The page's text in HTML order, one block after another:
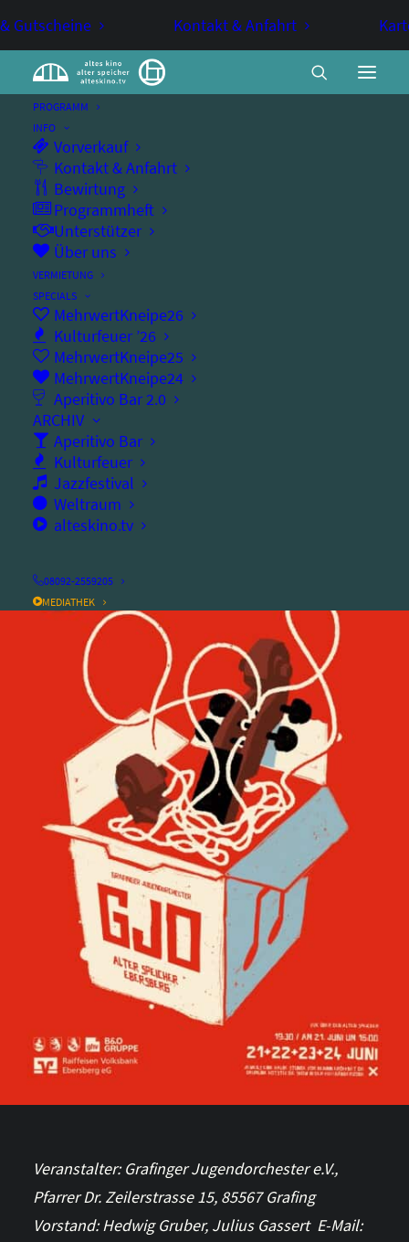
Gutscheine Kontakt & Anfahrt
PROGRAMM
INFO
Vorverkauf
Kontakt & Anfahrt
Bewirtung
Programmheft
Unterstützer
Über uns
VERMIETUNG
SPECIALS
MehrwertKneipe26
Kulturfeuer ’26
MehrwertKneipe25
MehrwertKneipe24
Aperitivo Bar 2.0
ARCHIV
Aperitivo Bar
Kulturfeuer
Jazzfestival
Weltraum
alteskino.tv
08092-2559205
MEDIATHEK
Grafinger Jugendorchester //
AUSVERKAUFT
FAMILIENVERANSTALTUNG
GJO Mastermix - Jahreskonzert
Veranstalter: Grafinger Jugendorchester e.V.,
Pfarrer Dr. Zeilerstrasse 15, 85567 Grafing
Vorstand: Hedwig Gruber, Julius Gassert E-Mail:
Mittwoch, 24.06.2026
Ort: